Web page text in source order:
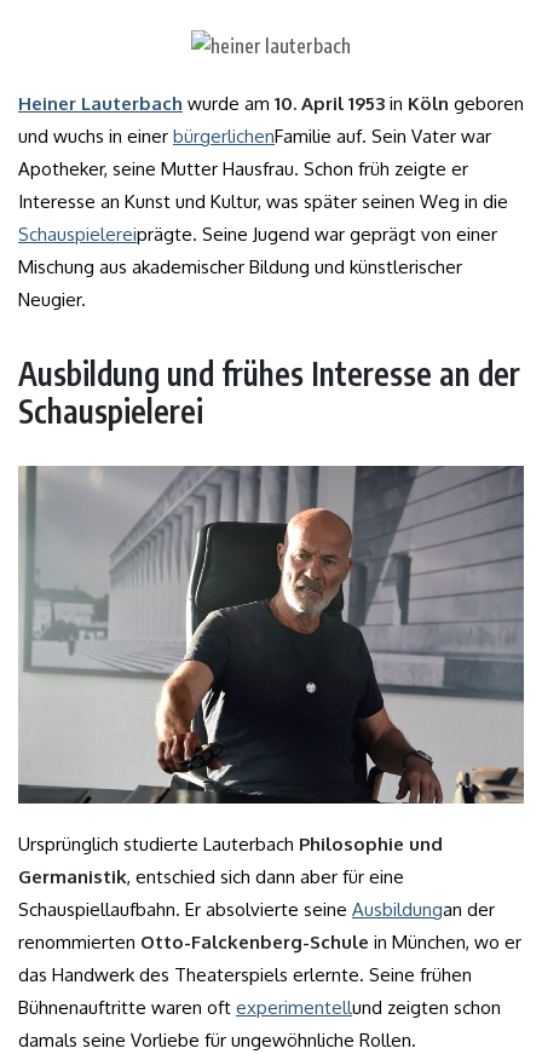
Heiner Lauterbach wurde am 10. April 1953 in Köln geboren
und wuchs in einer bürgerlichenFamilie auf. Sein Vater war
Apotheker, seine Mutter Hausfrau. Schon früh zeigte er
Interesse an Kunst und Kultur, was später seinen Weg in die
Schauspielereiprägte. Seine Jugend war geprägt von einer
Mischung aus akademischer Bildung und künstlerischer
Neugier.
Ausbildung und frühes Interesse an der
Schauspielerei
Ursprünglich studierte Lauterbach Philosophie und
Germanistik, entschied sich dann aber für eine
Schauspiellaufbahn. Er absolvierte seine Ausbildungan der
renommierten Otto-Falckenberg-Schule in München, wo er
das Handwerk des Theaterspiels erlernte. Seine frühen
Bühnenauftritte waren oft experimentellund zeigten schon
damals seine Vorliebe für ungewöhnliche Rollen.